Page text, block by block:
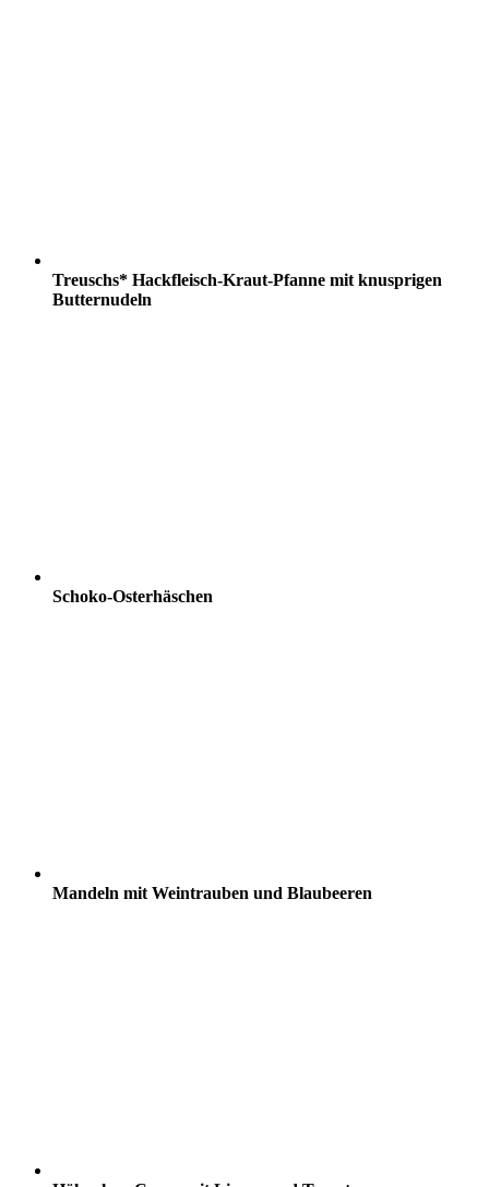
Treuschs* Hackfleisch-Kraut-Pfanne mit knusprigen
Butternudeln
Schoko-Osterhäschen
Mandeln mit Weintrauben und Blaubeeren